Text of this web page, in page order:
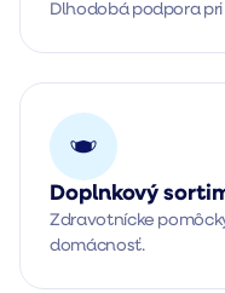
Dlhodobá podpora
Doplnkový
Zdravotnícke
domácnosť.